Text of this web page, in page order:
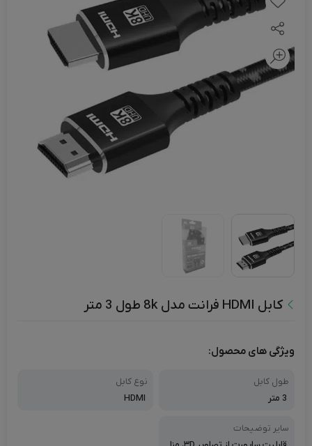
کابل HDMI فرانت مدل 8k طول 3 متر
ویژگی های محصول:
طول کابل
3 متر
نوع کابل
HDMI
سایر توضیحات